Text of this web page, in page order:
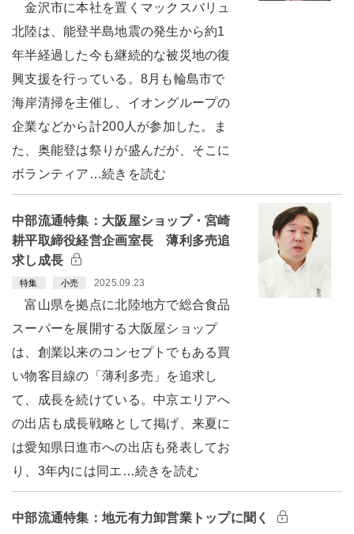
金沢市に本社を置くマックスバリュ
北陸は、能登半島地震の発生から約1
年半経過した今も継続的な被災地の復
興支援を行っている。8月も輪島市で
海岸清掃を主催し、イオングループの
企業などから計200人が参加した。ま
た、奥能登は祭りが盛んだが、そこに
ボランティア…続きを読む
中部流通特集：大阪屋ショップ・宮崎
耕平取締役経営企画室長 薄利多売追
求し成長
特集 小売 2025.09.23
富山県を拠点に北陸地方で総合食品
スーパーを展開する大阪屋ショップ
は、創業以来のコンセプトでもある買
い物客目線の「薄利多売」を追求し
て、成長を続けている。中京エリアへ
の出店も成長戦略として掲げ、来夏に
は愛知県日進市への出店も発表してお
り、3年内には同エ…続きを読む
中部流通特集：地元有力卸営業トップに聞く